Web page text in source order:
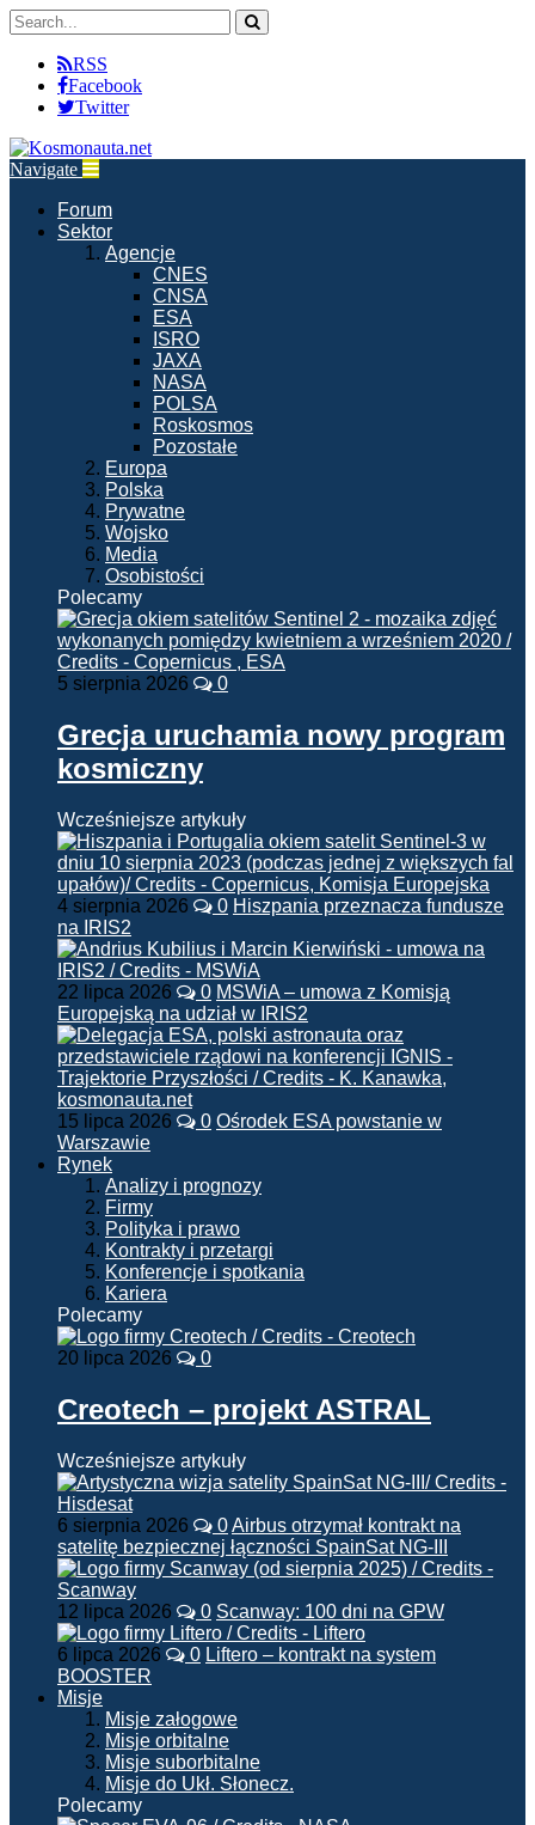
RSS
Facebook
Twitter
Navigate
Forum
Sektor
Agencje
CNES
CNSA
ESA
ISRO
JAXA
NASA
POLSA
Roskosmos
Pozostałe
Europa
Polska
Prywatne
Wojsko
Media
Osobistości
Polecamy
5 sierpnia 2026 0
Grecja uruchamia nowy program
kosmiczny
Wcześniejsze artykuły
4 sierpnia 2026 0 Hiszpania przeznacza fundusze
na IRIS2
22 lipca 2026 0 MSWiA – umowa z Komisją
Europejską na udział w IRIS2
15 lipca 2026 0 Ośrodek ESA powstanie w
Warszawie
Rynek
Analizy i prognozy
Firmy
Polityka i prawo
Kontrakty i przetargi
Konferencje i spotkania
Kariera
Polecamy
20 lipca 2026 0
Creotech – projekt ASTRAL
Wcześniejsze artykuły
6 sierpnia 2026 0Airbus otrzymał kontrakt na
satelitę bezpiecznej łączności SpainSat NG-III
12 lipca 2026 0 Scanway: 100 dni na GPW
6 lipca 2026 0 Liftero – kontrakt na system
BOOSTER
Misje
Misje załogowe
Misje orbitalne
Misje suborbitalne
Misje do Ukł. Słonecz.
Polecamy